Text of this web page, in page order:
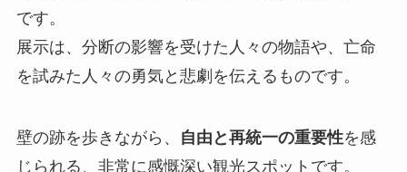
です。
展示は、分断の影響を受けた人々の物語や、亡命
を試みた人々の勇気と悲劇を伝えるものです。
壁の跡を歩きながら、 自由と再統一の重要性を感
じられる、非常に感慨深い観光スポットです。